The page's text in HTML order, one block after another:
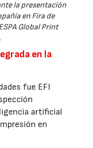
la presentación
en Fira de
Global Print
en la
fue EFI
artificial
en